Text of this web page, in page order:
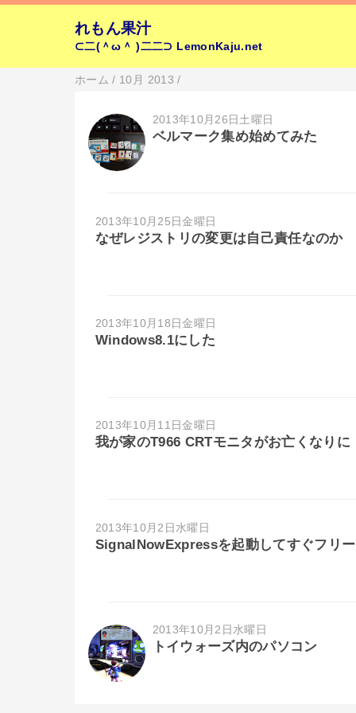
れもん果汁
⊂二(＾ω＾ )二二⊃ LemonKaju.net
ホーム / 10月 2013 /
2013年10月26日土曜日
ベルマーク集め始めてみた
2013年10月25日金曜日
なぜレジストリの変更は自己責任なのか
2013年10月18日金曜日
Windows8.1にした
2013年10月11日金曜日
我が家のT966 CRTモニタがお亡くなりに
2013年10月2日水曜日
SignalNowExpressを起動してすぐフリ
2013年10月2日水曜日
トイウォーズ内のパソコン